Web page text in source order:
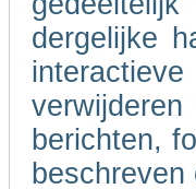
dergelijke
berichten,
beschreven